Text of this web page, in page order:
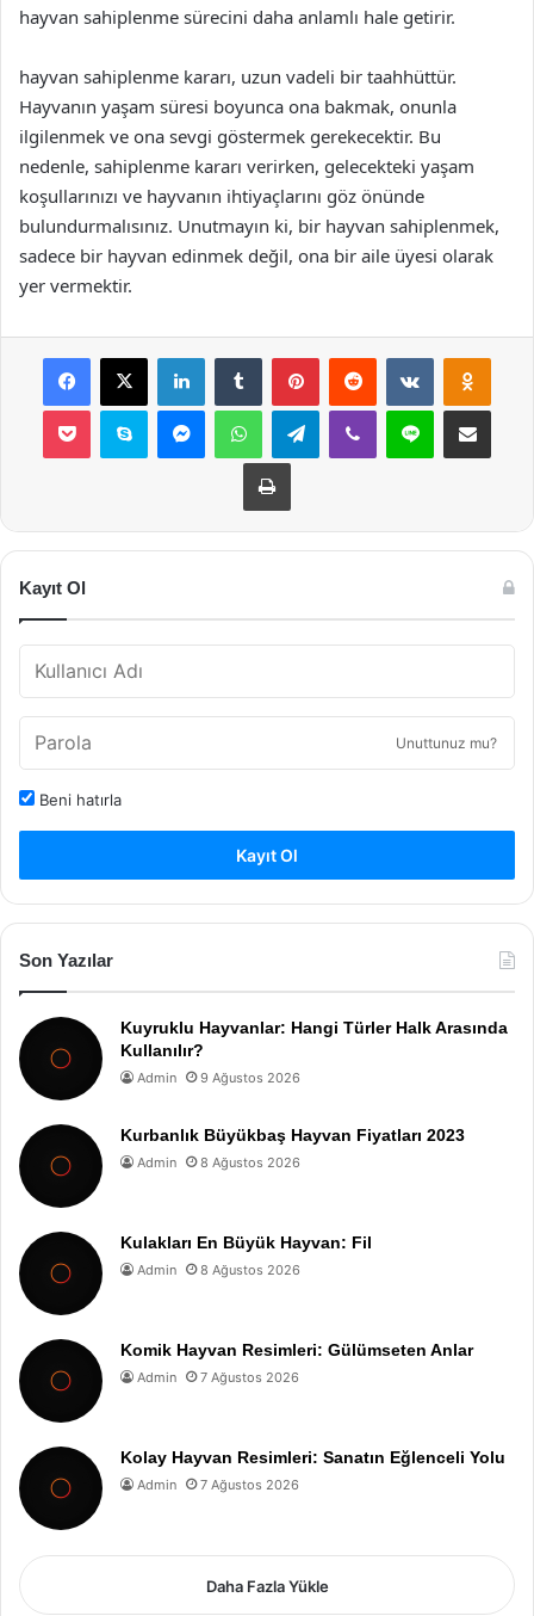
hayvan sahiplenme sürecini daha anlamlı hale getirir.
hayvan sahiplenme kararı, uzun vadeli bir taahhüttür.
Hayvanın yaşam süresi boyunca ona bakmak, onunla
ilgilenmek ve ona sevgi göstermek gerekecektir. Bu
nedenle, sahiplenme kararı verirken, gelecekteki yaşam
koşullarınızı ve hayvanın ihtiyaçlarını göz önünde
bulundurmalısınız. Unutmayın ki, bir hayvan sahiplenmek,
sadece bir hayvan edinmek değil, ona bir aile üyesi olarak
yer vermektir.
Facebook
X LinkedInTumblr PinterestReddit VKontakte
Pocket Skype MessengerWhatsAppTelegramViber Line E-Posta ile
Yazdır
Kayıt Ol
Unuttunuz mu?
Beni hatırla
Kayıt Ol
Son Yazılar
Kuyruklu Hayvanlar: Hangi Türler Halk Arasında
Kullanılır?
Admin 9 Ağustos 2026
Kurbanlık Büyükbaş Hayvan Fiyatları 2023
Admin 8 Ağustos 2026
Kulakları En Büyük Hayvan: Fil
Admin 8 Ağustos 2026
Komik Hayvan Resimleri: Gülümseten Anlar
Admin 7 Ağustos 2026
Kolay Hayvan Resimleri: Sanatın Eğlenceli Yolu
Admin 7 Ağustos 2026
Daha Fazla Yükle